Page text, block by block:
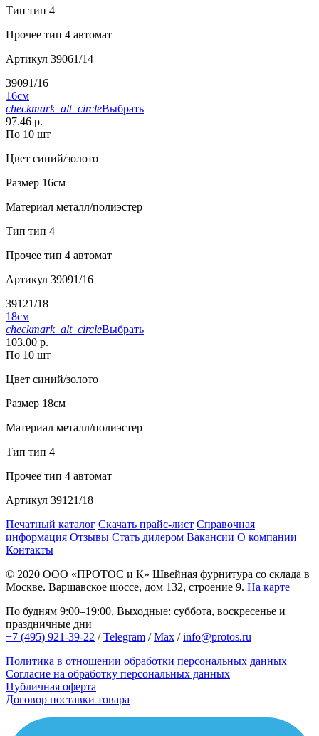
Тип тип 4
Прочее тип 4 автомат
Артикул 39061/14
39091/16
16см
checkmark_alt_circleВыбрать
97.46 р.
По 10 шт
Цвет синий/золото
Размер 16см
Материал металл/полиэстер
Тип тип 4
Прочее тип 4 автомат
Артикул 39091/16
39121/18
18см
checkmark_alt_circleВыбрать
103.00 р.
По 10 шт
Цвет синий/золото
Размер 18см
Материал металл/полиэстер
Тип тип 4
Прочее тип 4 автомат
Артикул 39121/18
Печатный каталог Скачать прайс-лист Справочная
информация Отзывы Стать дилером Вакансии О компании
Контакты
© 2020 ООО «ПРОТОС и К» Швейная фурнитура со склада в
Москве. Варшавское шоссе, дом 132, строение 9. На карте
По будням 9:00–19:00, Выходные: суббота, воскресенье и
праздничные дни
+7 (495) 921-39-22 /Telegram /Max /info@protos.ru
Политика в отношении обработки персональных данных
Согласие на обработку персональных данных
Публичная оферта
Договор поставки товара